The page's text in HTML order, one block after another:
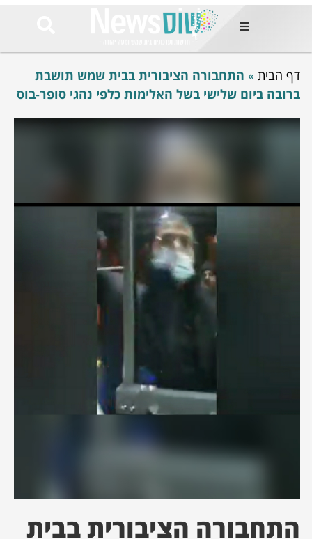
החמות
בימים
באזור
tortor
מקומית
דף הבית » התחבורה הציבורית בבית שמש תושבת
ברובה ביום שלישי בשל האלימות כלפי נהגי סופר-בוס
התחבורה הציבורית בבית